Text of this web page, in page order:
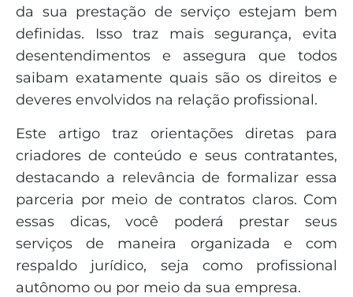
da sua prestação de serviço estejam bem
definidas. Isso traz mais segurança, evita
desentendimentos e assegura que todos
saibam exatamente quais são os direitos e
deveres envolvidos na relação profissional.
Este artigo traz orientações diretas para
criadores de conteúdo e seus contratantes,
destacando a relevância de formalizar essa
parceria por meio de contratos claros. Com
essas dicas, você poderá prestar seus
serviços de maneira organizada e com
respaldo jurídico, seja como profissional
autônomo ou por meio da sua empresa.